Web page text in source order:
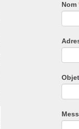
Nom
Objet
Si
vous
êtes
ce